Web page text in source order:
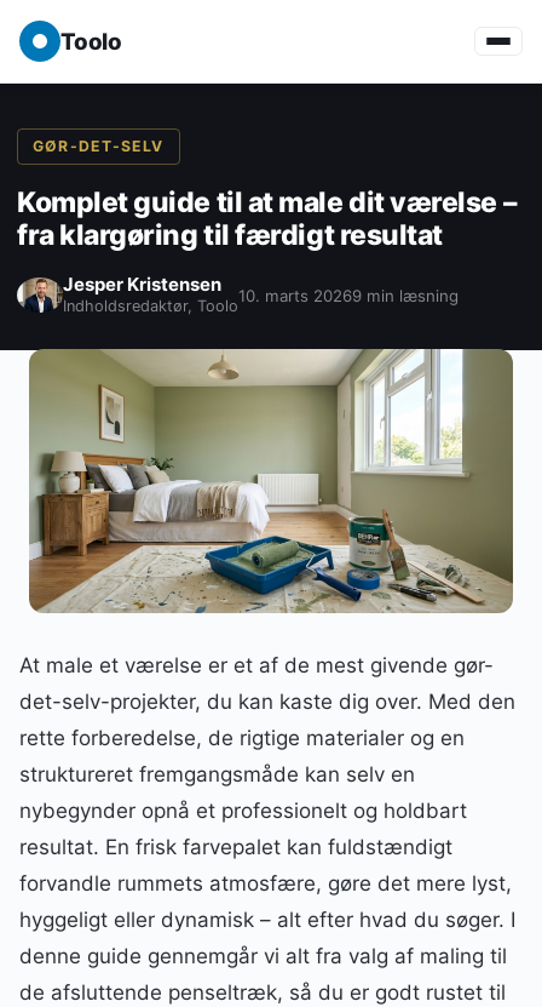
Toolo
GØR-DET-SELV
Komplet guide til at male dit værelse –
fra klargøring til færdigt resultat
Jesper Kristensen
Indholdsredaktør, Toolo
10. marts 20269 min læsning
At male et værelse er et af de mest givende gør-
det-selv-projekter, du kan kaste dig over. Med den
rette forberedelse, de rigtige materialer og en
struktureret fremgangsmåde kan selv en
nybegynder opnå et professionelt og holdbart
resultat. En frisk farvepalet kan fuldstændigt
forvandle rummets atmosfære, gøre det mere lyst,
hyggeligt eller dynamisk – alt efter hvad du søger. I
denne guide gennemgår vi alt fra valg af maling til
de afsluttende penseltræk, så du er godt rustet til